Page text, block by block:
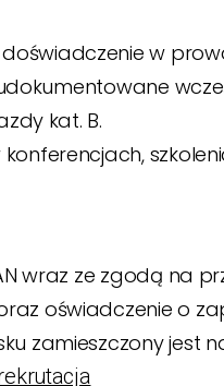
w
kat. B.
wraz ze zgodą
oświadczenie o
zamieszczony jest